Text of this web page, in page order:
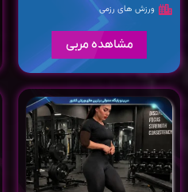
ورزش های رزمی
مشاهده مربی